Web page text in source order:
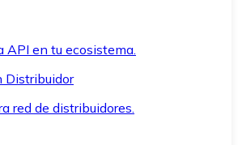
API en tu ecosistema.
Distribuidor
red de distribuidores.